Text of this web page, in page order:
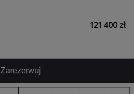
121 400 zł
Zarezerwuj